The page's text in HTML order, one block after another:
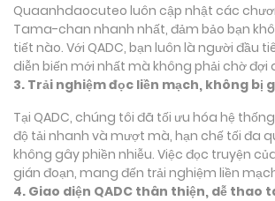
Quaanhdaocuteo luôn cập nhật các
Tama-chan nhanh nhất, đảm bảo bạn
tiết nào. Với QADC, bạn luôn là người đầu
diễn biến mới nhất mà không phải chờ đợi
3. Trải nghiệm đọc liền mạch, không bị
Tại QADC, chúng tôi đã tối ưu hóa hệ
độ tải nhanh và mượt mà, hạn chế tối đa
không gây phiền nhiễu. Việc đọc truyện
gián đoạn, mang đến trải nghiệm liền
4. Giao diện QADC thân thiện, dễ thao